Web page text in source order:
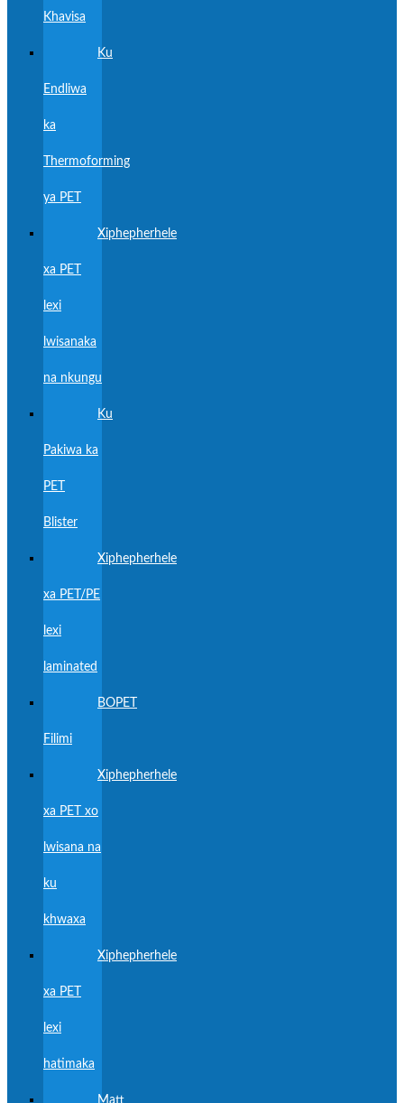
Khavisa
Ku
Endliwa
ka
Thermoforming
ya PET
Xiphepherhele
xa PET
lexi
lwisanaka
na nkungu
Ku
Pakiwa ka
PET
Blister
Xiphepherhele
xa PET/PE
lexi
laminated
BOPET
Filimi
Xiphepherhele
xa PET xo
lwisana na
ku
khwaxa
Xiphepherhele
xa PET
lexi
hatimaka
Matt